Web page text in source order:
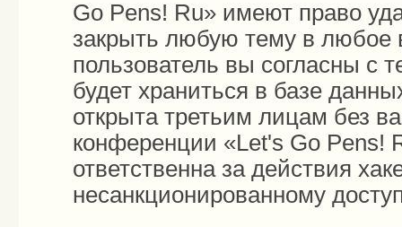
Go Pens! Ru» имеют право
закрыть любую тему в любое
пользователь вы согласны с
будет храниться в базе
открыта третьим лицам без
конференции «Let's Go Pens!
ответственна за действия
несанкционированному